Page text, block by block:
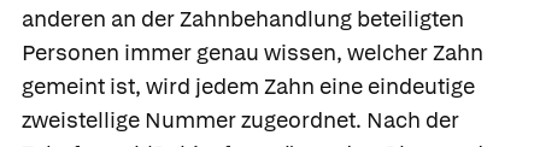
anderen an der Zahnbehandlung beteiligten
Personen immer genau wissen, welcher Zahn
gemeint ist, wird jedem Zahn eine eindeutige
zweistellige Nummer zugeordnet. Nach der